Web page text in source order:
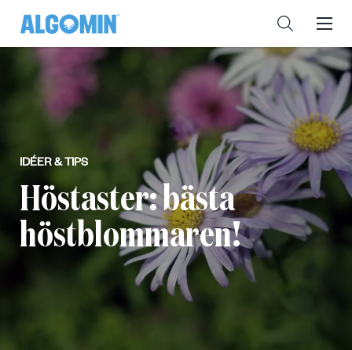
IDÉER & TIPS
Höstaster: bästa
höstblommaren!